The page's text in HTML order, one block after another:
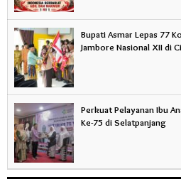
Bupati Asmar Lepas 77
Jambore Nasional XII di
Perkuat Pelayanan Ibu
Ke-75 di Selatpanjang